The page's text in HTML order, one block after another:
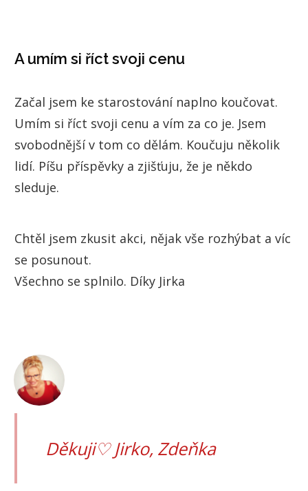
A umím si říct svoji cenu
Začal jsem ke starostování naplno koučovat.
Umím si říct svoji cenu a vím za co je. Jsem
svobodnější v tom co dělám. Koučuju několik
lidí. Píšu příspěvky a zjišťuju, že je někdo
sleduje.
Chtěl jsem zkusit akci, nějak vše rozhýbat a víc
se posunout.
Všechno se splnilo. Díky Jirka
Děkuji♡ Jirko, Zdeňka